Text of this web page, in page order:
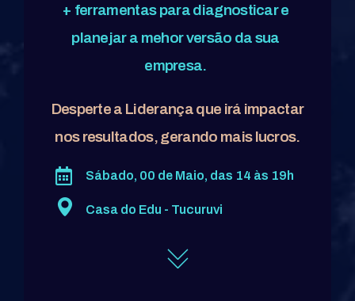
+ ferramentas para diagnosticar e
planejar a mehor versão da sua
empresa.
Desperte a Liderança que irá impactar
nos resultados, gerando mais lucros.
Sábado, 00 de Maio, das 14 às 19h
Casa do Edu - Tucuruvi